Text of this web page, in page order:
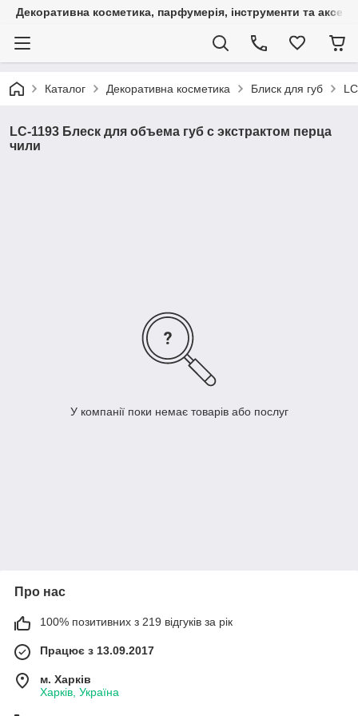
Декоративна косметика, парфумерія, інструменти та
Каталог Декоративна косметика Блиск для губ
LC-1193 Блеск для объема губ с экстрактом перца
чили
У компанії поки немає товарів або послуг
Про нас
100% позитивних з 219 відгуків за рік
Працює з 13.09.2017
м. Харків
Харків, Україна